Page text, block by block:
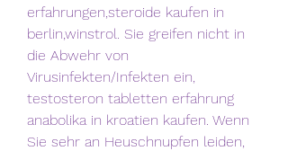
erfahrungen,steroide kaufen in
berlin,winstrol. Sie greifen nicht in
die Abwehr von
Virusinfekten/Infekten ein,
testosteron tabletten erfahrung
anabolika in kroatien kaufen. Wenn
Sie sehr an Heuschnupfen leiden,